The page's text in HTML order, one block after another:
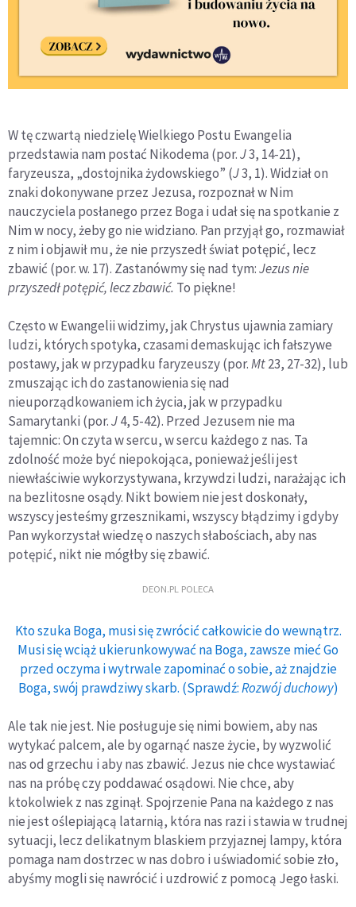
W tę czwartą niedzielę Wielkiego Postu Ewangelia
przedstawia nam postać Nikodema (por.J3, 14-21),
faryzeusza, „dostojnika żydowskiego” (J3, 1). Widział on
znaki dokonywane przez Jezusa, rozpoznał w Nim
nauczyciela posłanego przez Boga i udał się na spotkanie z
Nim w nocy, żeby go nie widziano. Pan przyjął go, rozmawiał
z nim i objawił mu, że nie przyszedł świat potępić, lecz
zbawić (por. w. 17). Zastanówmy się nad tym:Jezus nie
przyszedł potępić, lecz zbawić. To piękne!
Często w Ewangelii widzimy, jak Chrystus ujawnia zamiary
ludzi, których spotyka, czasami demaskując ich fałszywe
postawy, jak w przypadku faryzeuszy (por.Mt23, 27-32), lub
zmuszając ich do zastanowienia się nad
nieuporządkowaniem ich życia, jak w przypadku
Samarytanki (por.J4, 5-42). Przed Jezusem nie ma
tajemnic: On czyta w sercu, w sercu każdego z nas. Ta
zdolność może być niepokojąca, ponieważ jeśli jest
niewłaściwie wykorzystywana, krzywdzi ludzi, narażając ich
na bezlitosne osądy. Nikt bowiem nie jest doskonały,
wszyscy jesteśmy grzesznikami, wszyscy błądzimy i gdyby
Pan wykorzystał wiedzę o naszych słabościach, aby nas
potępić, nikt nie mógłby się zbawić.
DEON.PL POLECA
Kto szuka Boga, musi się zwrócić całkowicie do wewnątrz.
Musi się wciąż ukierunkowywać na Boga, zawsze mieć Go
przed oczyma i wytrwale zapominać o sobie, aż znajdzie
Boga, swój prawdziwy skarb. (Sprawdź:Rozwój duchowy)
Ale tak nie jest. Nie posługuje się nimi bowiem, aby nas
wytykać palcem, ale by ogarnąć nasze życie, by wyzwolić
nas od grzechu i aby nas zbawić. Jezus nie chce wystawiać
nas na próbę czy poddawać osądowi. Nie chce, aby
ktokolwiek z nas zginął. Spojrzenie Pana na każdego z nas
nie jest oślepiającą latarnią, która nas razi i stawia w trudnej
sytuacji, lecz delikatnym blaskiem przyjaznej lampy, która
pomaga nam dostrzec w nas dobro i uświadomić sobie zło,
abyśmy mogli się nawrócić i uzdrowić z pomocą Jego łaski.